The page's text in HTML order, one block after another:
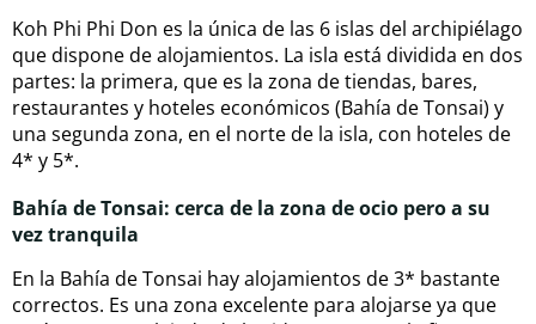
Koh Phi Phi Don es la única de las 6 islas del archipiélago
que dispone de alojamientos. La isla está dividida en dos
partes: la primera, que es la zona de tiendas, bares,
restaurantes y hoteles económicos (Bahía de Tonsai) y
una segunda zona, en el norte de la isla, con hoteles de
4* y 5*.
Bahía de Tonsai: cerca de la zona de ocio pero a su
vez tranquila
En la Bahía de Tonsai hay alojamientos de 3* bastante
correctos. Es una zona excelente para alojarse ya que